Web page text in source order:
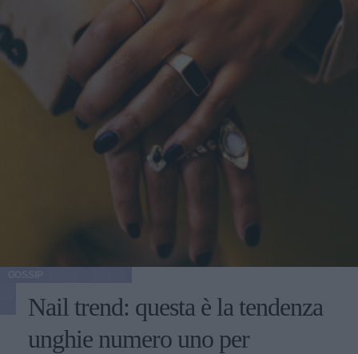
Nail trend: questa è la tendenza
unghie numero uno per